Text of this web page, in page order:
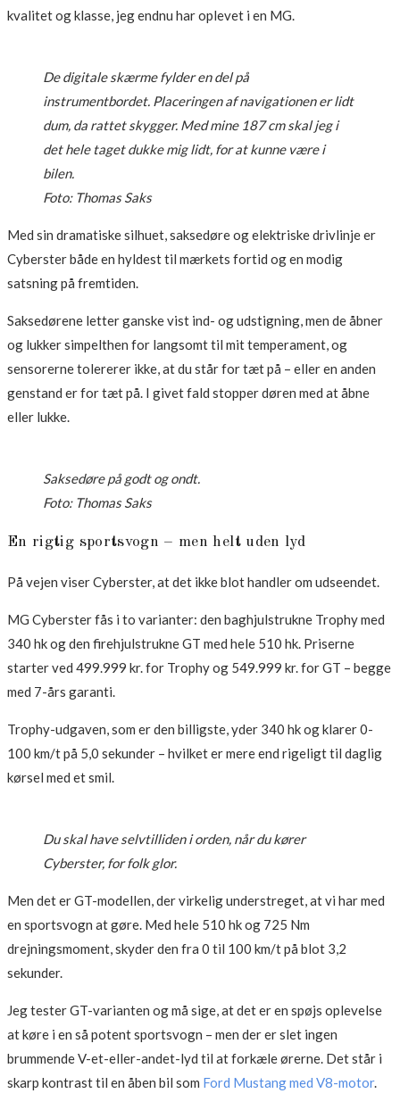
kvalitet og klasse, jeg endnu har oplevet i en MG.
De digitale skærme fylder en del på
instrumentbordet. Placeringen af navigationen er lidt
dum, da rattet skygger. Med mine 187 cm skal jeg i
det hele taget dukke mig lidt, for at kunne være i
bilen.
Foto: Thomas Saks
Med sin dramatiske silhuet, saksedøre og elektriske drivlinje er
Cyberster både en hyldest til mærkets fortid og en modig
satsning på fremtiden.
Saksedørene letter ganske vist ind- og udstigning, men de åbner
og lukker simpelthen for langsomt til mit temperament, og
sensorerne tolererer ikke, at du står for tæt på – eller en anden
genstand er for tæt på. I givet fald stopper døren med at åbne
eller lukke.
Saksedøre på godt og ondt.
Foto: Thomas Saks
En rigtig sportsvogn – men helt uden lyd
På vejen viser Cyberster, at det ikke blot handler om udseendet.
MG Cyberster fås i to varianter: den baghjulstrukne Trophy med
340 hk og den firehjulstrukne GT med hele 510 hk. Priserne
starter ved 499.999 kr. for Trophy og 549.999 kr. for GT – begge
med 7-års garanti.
Trophy-udgaven, som er den billigste, yder 340 hk og klarer 0-
100 km/t på 5,0 sekunder – hvilket er mere end rigeligt til daglig
kørsel med et smil.
Du skal have selvtilliden i orden, når du kører
Cyberster, for folk glor.
Men det er GT-modellen, der virkelig understreget, at vi har med
en sportsvogn at gøre. Med hele 510 hk og 725 Nm
drejningsmoment, skyder den fra 0 til 100 km/t på blot 3,2
sekunder.
Jeg tester GT-varianten og må sige, at det er en spøjs oplevelse
at køre i en så potent sportsvogn – men der er slet ingen
brummende V-et-eller-andet-lyd til at forkæle ørerne. Det står i
skarp kontrast til en åben bil som Ford Mustang med V8-motor.